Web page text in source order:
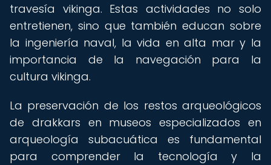
travesía vikinga. Estas actividades no solo
entretienen, sino que también educan sobre
la ingeniería naval, la vida en alta mar y la
importancia de la navegación para la
cultura vikinga.
La preservación de los restos arqueológicos
de drakkars en museos especializados en
arqueología subacuática es fundamental
para comprender la tecnología y la